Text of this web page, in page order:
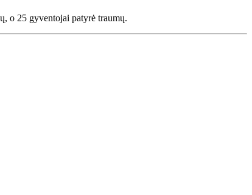
o 25 gyventojai patyrė traumų.